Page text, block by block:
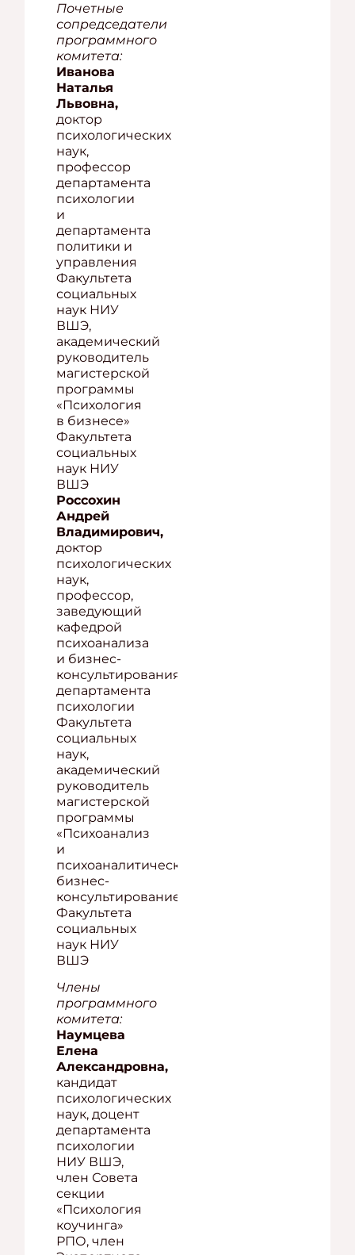
Почетные
сопредседатели
программного
комитета:
Иванова
Наталья
Львовна,
доктор
психологических
наук,
профессор
департамента
психологии
и
департамента
политики и
управления
Факультета
социальных
наук НИУ
ВШЭ,
академический
руководитель
магистерской
программы
«Психология
в бизнесе»
Факультета
социальных
наук НИУ
ВШЭ
Россохин
Андрей
Владимирович,
доктор
психологических
наук,
профессор,
заведующий
кафедрой
психоанализа
и бизнес-
консультирования
департамента
психологии
Факультета
социальных
наук,
академический
руководитель
магистерской
программы
«Психоанализ
и
психоаналитическое
бизнес-
консультирование»
Факультета
социальных
наук НИУ
ВШЭ
Члены
программного
комитета:
Наумцева
Елена
Александровна,
кандидат
психологических
наук, доцент
департамента
психологии
НИУ ВШЭ,
член Совета
секции
«Психология
коучинга»
РПО, член